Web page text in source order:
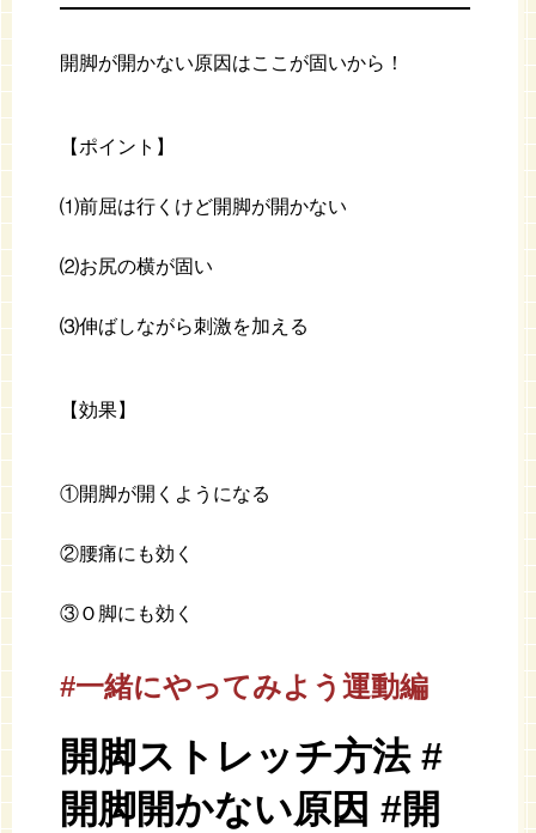
開脚が開かない原因はここが固いから！
【ポイント】
⑴前屈は行くけど開脚が開かない
⑵お尻の横が固い
⑶伸ばしながら刺激を加える
【効果】
①開脚が開くようになる
②腰痛にも効く
③Ｏ脚にも効く
#一緒にやってみよう運動編
開脚ストレッチ方法 #
開脚開かない原因 #開